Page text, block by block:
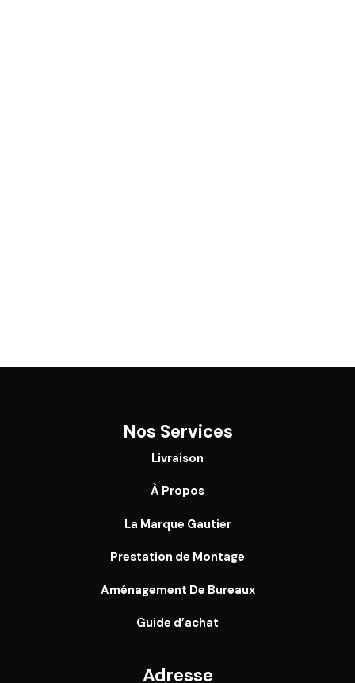
Nos Services
Livraison
À Propos
La Marque Gautier
Prestation de Montage
Aménagement De Bureaux
Guide d’achat
Adresse